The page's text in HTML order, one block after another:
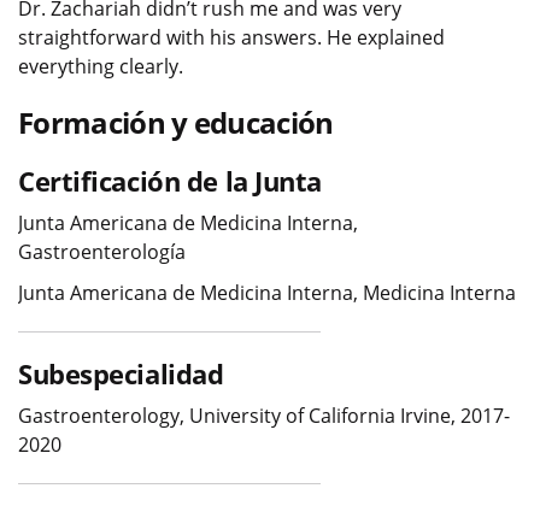
Dr. Zachariah didn’t rush me and was very
straightforward with his answers. He explained
everything clearly.
Formación y educación
Certificación de la Junta
Junta Americana de Medicina Interna,
Gastroenterología
Junta Americana de Medicina Interna, Medicina Interna
Subespecialidad
Gastroenterology, University of California Irvine, 2017-
2020